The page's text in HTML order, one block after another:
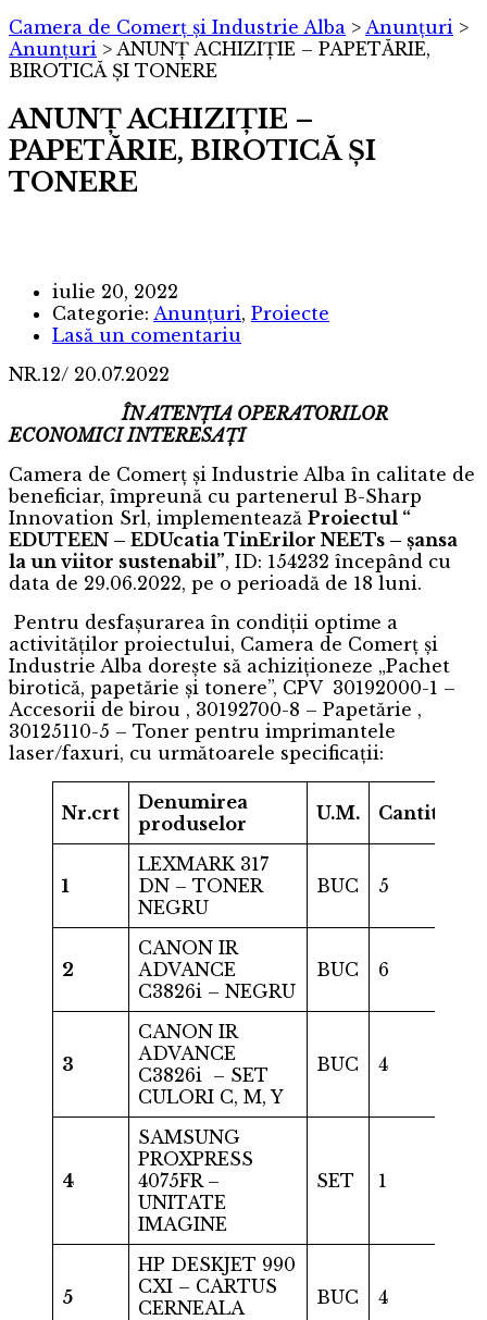
Camera de Comerț și Industrie Alba > Anunțuri >
Anunțuri > ANUNȚ ACHIZIȚIE – PAPETĂRIE,
BIROTICĂ ȘI TONERE
ANUNȚ ACHIZIȚIE –
PAPETĂRIE, BIROTICĂ ȘI
TONERE
iulie 20, 2022
Categorie: Anunțuri, Proiecte
Lasă un comentariu
NR.12/ 20.07.2022
ÎN ATENŢIA OPERATORILOR
ECONOMICI INTERESAŢI
Camera de Comerț și Industrie Alba în calitate de
beneficiar, împreună cu partenerul B-Sharp
Innovation Srl, implementează Proiectul “
EDUTEEN – EDUcatia TinErilor NEETs – șansa
la un viitor sustenabil”, ID: 154232 începând cu
data de 29.06.2022, pe o perioadă de 18 luni.
Pentru desfașurarea în condiții optime a
activităților proiectului, Camera de Comerț și
Industrie Alba dorește să achiziționeze „Pachet
birotică, papetărie și tonere”, CPV 30192000-1 –
Accesorii de birou , 30192700-8 – Papetărie ,
30125110-5 – Toner pentru imprimantele
laser/faxuri, cu următoarele specificații:
Nr.crt
Denumirea
produselor
U.M. Cantitate
1
LEXMARK 317
DN – TONER
NEGRU
BUC 5
2
CANON IR
ADVANCE
C3826i – NEGRU
BUC 6
3
CANON IR
ADVANCE
C3826i – SET
CULORI C, M, Y
BUC 4
4
SAMSUNG
PROXPRESS
4075FR –
UNITATE
IMAGINE
SET 1
5
HP DESKJET 990
CXI – CARTUS
CERNEALA
BUC 4